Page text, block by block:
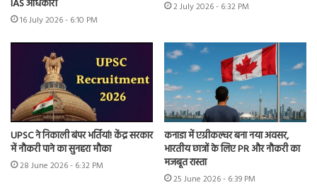
IAS अधिकारी
16 July 2026 - 6:10 PM
2 July 2026 - 6:32 PM
UPSC ने निकाली बंपर भर्तियां! केंद्र सरकार
में नौकरी पाने का सुनहरा मौका
28 June 2026 - 6:32 PM
कनाडा में एग्रीकल्चर बना नया अवसर,
भारतीय छात्रों के लिए PR और नौकरी का
मजबूत रास्ता
25 June 2026 - 6:39 PM